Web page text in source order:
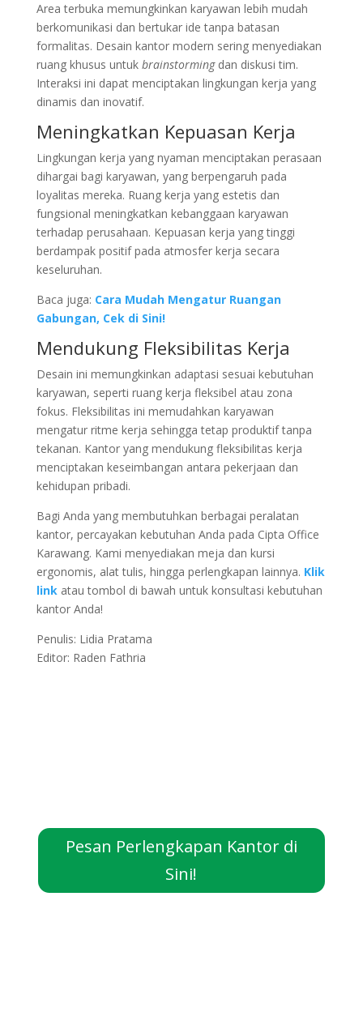
Area terbuka memungkinkan karyawan lebih mudah
berkomunikasi dan bertukar ide tanpa batasan
formalitas. Desain kantor modern sering menyediakan
ruang khusus untuk brainstormingdan diskusi tim.
Interaksi ini dapat menciptakan lingkungan kerja yang
dinamis dan inovatif.
Meningkatkan Kepuasan Kerja
Lingkungan kerja yang nyaman menciptakan perasaan
dihargai bagi karyawan, yang berpengaruh pada
loyalitas mereka. Ruang kerja yang estetis dan
fungsional meningkatkan kebanggaan karyawan
terhadap perusahaan. Kepuasan kerja yang tinggi
berdampak positif pada atmosfer kerja secara
keseluruhan.
Baca juga: Cara Mudah Mengatur Ruangan
Gabungan, Cek di Sini!
Mendukung Fleksibilitas Kerja
Desain ini memungkinkan adaptasi sesuai kebutuhan
karyawan, seperti ruang kerja fleksibel atau zona
fokus. Fleksibilitas ini memudahkan karyawan
mengatur ritme kerja sehingga tetap produktif tanpa
tekanan. Kantor yang mendukung fleksibilitas kerja
menciptakan keseimbangan antara pekerjaan dan
kehidupan pribadi.
Bagi Anda yang membutuhkan berbagai peralatan
kantor, percayakan kebutuhan Anda pada Cipta Office
Karawang. Kami menyediakan meja dan kursi
ergonomis, alat tulis, hingga perlengkapan lainnya. Klik
linkatau tombol di bawah untuk konsultasi kebutuhan
kantor Anda!
Penulis: Lidia Pratama
Editor: Raden Fathria
Pesan Perlengkapan Kantor di
Sini!